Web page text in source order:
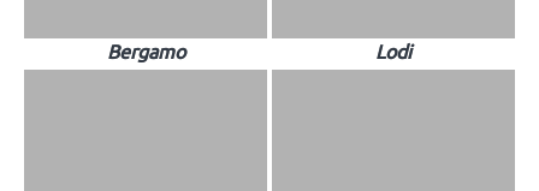
Bergamo Lodi